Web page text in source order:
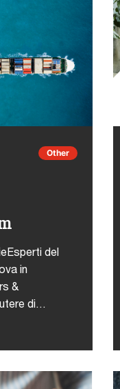
Other
del
in
&
di
il ruolo della
e i processi